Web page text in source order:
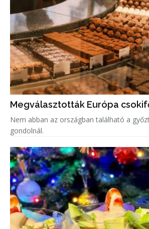
Megválasztották Európa
Nem abban az országban található a
gondolnál.